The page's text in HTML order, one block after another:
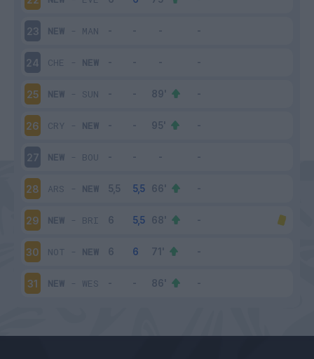
23 NEW - MAN
24 CHE - NEW
25 NEW - SUN
26 CRY - NEW
27 NEW - BOU
28 ARS - NEW
29 NEW - BRI
30 NOT - NEW
31 NEW - WES